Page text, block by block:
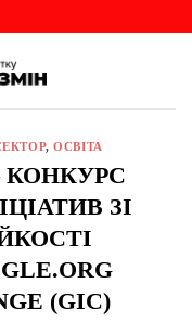
,ОСВІТА
КОНКУРС
ЗІ
(GIC)